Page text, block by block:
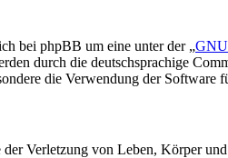
bei phpBB um eine unter der „GNU
durch die deutschsprachige
die Verwendung der Software
Verletzung von Leben, Körper